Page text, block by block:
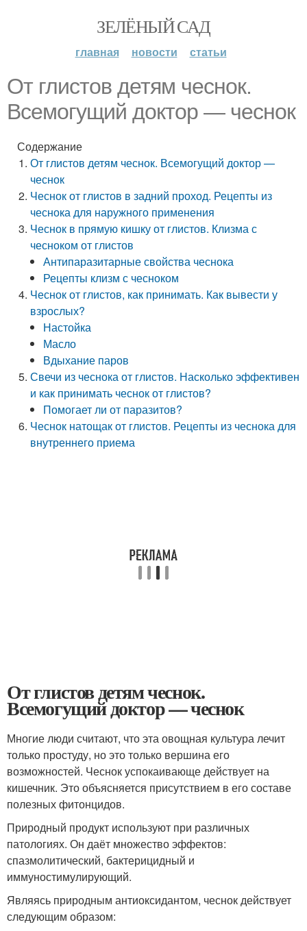
ЗЕЛЁНЫЙ САД
главная новости статьи
От глистов детям чеснок.
Всемогущий доктор — чеснок
Содержание
От глистов детям чеснок. Всемогущий доктор —
чеснок
Чеснок от глистов в задний проход. Рецепты из
чеснока для наружного применения
Чеснок в прямую кишку от глистов. Клизма с
чесноком от глистов
Антипаразитарные свойства чеснока
Рецепты клизм с чесноком
Чеснок от глистов, как принимать. Как вывести у
взрослых?
Настойка
Масло
Вдыхание паров
Свечи из чеснока от глистов. Насколько эффективен
и как принимать чеснок от глистов?
Помогает ли от паразитов?
Чеснок натощак от глистов. Рецепты из чеснока для
внутреннего приема
От глистов детям чеснок.
Всемогущий доктор — чеснок
Многие люди считают, что эта овощная культура лечит
только простуду, но это только вершина его
возможностей. Чеснок успокаивающе действует на
кишечник. Это объясняется присутствием в его составе
полезных фитонцидов.
Природный продукт используют при различных
патологиях. Он даёт множество эффектов:
спазмолитический, бактерицидный и
иммуностимулирующий.
Являясь природным антиоксидантом, чеснок действует
следующим образом: